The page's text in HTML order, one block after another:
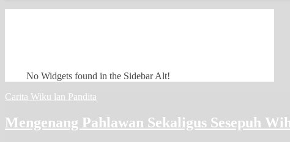
No Widgets found in the Sidebar Alt!
Carita Wiku lan Pandita
Mengenang Pahlawan Sekaligus Sesepuh